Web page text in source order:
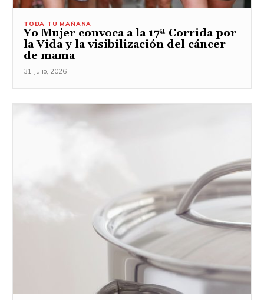
TODA TU MAÑANA
Yo Mujer convoca a la 17ª Corrida por
la Vida y la visibilización del cáncer
de mama
31 Julio, 2026